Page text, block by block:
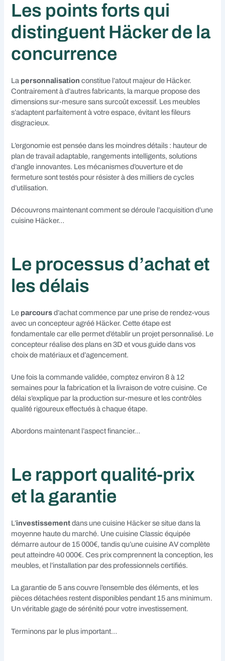
Les points forts qui
distinguent Häcker de la
concurrence
La personnalisation constitue l’atout majeur de Häcker.
Contrairement à d’autres fabricants, la marque propose des
dimensions sur-mesure sans surcoût excessif. Les meubles
s’adaptent parfaitement à votre espace, évitant les fileurs
disgracieux.
L’ergonomie est pensée dans les moindres détails : hauteur de
plan de travail adaptable, rangements intelligents, solutions
d’angle innovantes. Les mécanismes d’ouverture et de
fermeture sont testés pour résister à des milliers de cycles
d’utilisation.
Découvrons maintenant comment se déroule l’acquisition d’une
cuisine Häcker…
Le processus d’achat et
les délais
Le parcoursd’achat commence par une prise de rendez-vous
avec un concepteur agréé Häcker. Cette étape est
fondamentale car elle permet d’établir un projet personnalisé. Le
concepteur réalise des plans en 3D et vous guide dans vos
choix de matériaux et d’agencement.
Une fois la commande validée, comptez environ 8 à 12
semaines pour la fabrication et la livraison de votre cuisine. Ce
délai s’explique par la production sur-mesure et les contrôles
qualité rigoureux effectués à chaque étape.
Abordons maintenant l’aspect financier…
Le rapport qualité-prix
et la garantie
L’investissementdans une cuisine Häcker se situe dans la
moyenne haute du marché. Une cuisine Classic équipée
démarre autour de 15 000€, tandis qu’une cuisine AV complète
peut atteindre 40 000€. Ces prix comprennent la conception, les
meubles, et l’installation par des professionnels certifiés.
La garantie de 5 ans couvre l’ensemble des éléments, et les
pièces détachées restent disponibles pendant 15 ans minimum.
Un véritable gage de sérénité pour votre investissement.
Terminons par le plus important…